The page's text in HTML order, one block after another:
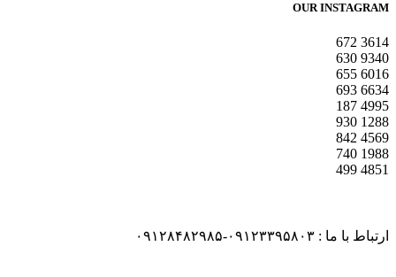
OUR INSTAGRAM
3614
672
9340
630
6016
655
6634
693
4995
187
1288
930
4569
842
1988
740
4851
499
ارتباط با ما : ۰۹۱۲۳۳۹۵۸۰۳-۰۹۱۲۸۴۸۲۹۸۵